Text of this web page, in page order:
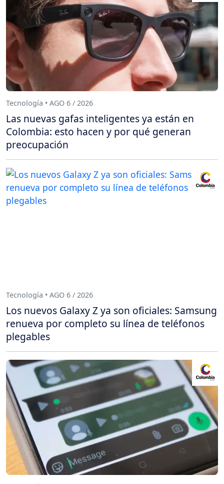
Tecnología • AGO 6 / 2026
Las nuevas gafas inteligentes ya están en
Colombia: esto hacen y por qué generan
preocupación
Tecnología • AGO 6 / 2026
Los nuevos Galaxy Z ya son oficiales: Samsung
renueva por completo su línea de teléfonos
plegables